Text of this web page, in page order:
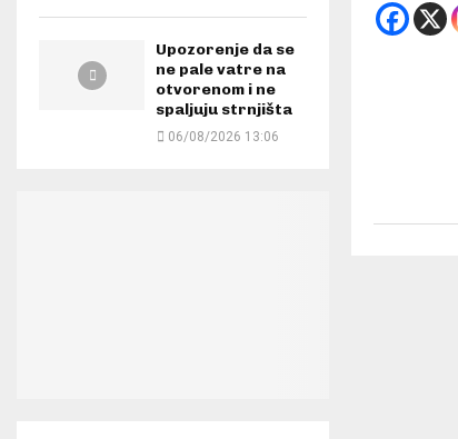
Upozorenje da se
ne pale vatre na
otvorenom i ne
spaljuju strnjišta
06/08/2026 13:06